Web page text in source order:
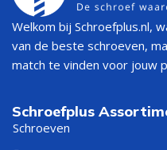
Welkom bij Schroefplus.nl,
van de beste schroeven,
match te vinden voor jouw
Schroefplus
Schroeven